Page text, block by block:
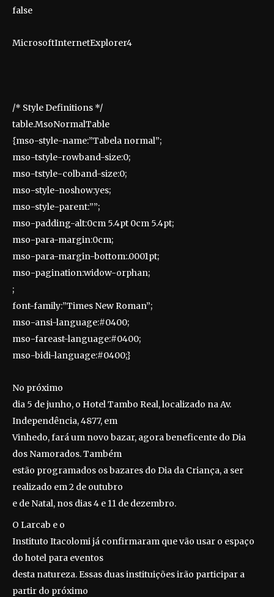
false
MicrosoftInternetExplorer4
/* Style Definitions */
table.MsoNormalTable
{mso-style-name:”Tabela normal”;
mso-tstyle-rowband-size:0;
mso-tstyle-colband-size:0;
mso-style-noshow:yes;
mso-style-parent:””;
mso-padding-alt:0cm 5.4pt 0cm 5.4pt;
mso-para-margin:0cm;
mso-para-margin-bottom:.0001pt;
mso-pagination:widow-orphan;
;
font-family:”Times New Roman”;
mso-ansi-language:#0400;
mso-fareast-language:#0400;
mso-bidi-language:#0400;}
No próximo
dia 5 de junho, o Hotel Tambo Real, localizado na Av.
Independência, 4877, em
Vinhedo, fará um novo bazar, agora beneficente do Dia
dos Namorados. Também
estão programados os bazares do Dia da Criança, a ser
realizado em 2 de outubro
e de Natal, nos dias 4 e 11 de dezembro.
O Larcab e o
Instituto Itacolomi já confirmaram que vão usar o espaço
do hotel para eventos
desta natureza. Essas duas instituições irão participar a
partir do próximo